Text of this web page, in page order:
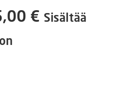
€ Hintaluokka:
Sisältää